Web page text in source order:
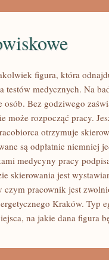
figura, która
testów medycznych. Na
Bez godziwego
może rozpocząć pracy.
otrzymuje
są odpłatnie niemniej
medycyny pracy
skierowania jest
czym pracownik jest
Kraków. Typ
na jakie dana figura